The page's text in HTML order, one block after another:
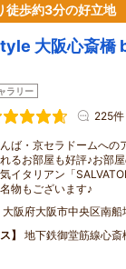
徒歩約3分の好立地
大阪心斎橋
ラリー
225件
ば・京セラドームへの
るお部屋も好評♪お部
イタリアン「
物もございます♪
大阪府大阪市中央区南
地下鉄御堂筋線心